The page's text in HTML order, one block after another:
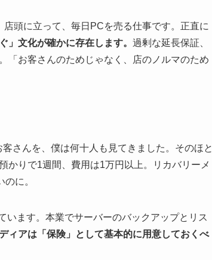
頭に立って、毎日PCを売る仕事です。正直に
」文化が確かに存在します。 過剰な延長保証、
お客さんのためじゃなく、店のノルマのため
さんを、僕は何十人も見てきました。そのほと
かりで1週間、費用は1万円以上。リカバリーメ
に。
います。本業でサーバーのバックアップとリス
ィアは「保険」として基本的に用意しておくべ